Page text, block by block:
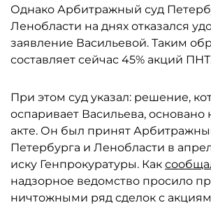
Однако Арбитражный суд
Ленобласти на днях отказался
заявление Васильевой. Таким
составляет сейчас 45% акций
При этом суд указал: решение,
оспаривает Васильева, основано
акте. Он был принят
Петербурга и Ленобласти в
иску Генпрокуратуры. Как
надзорное ведомство просило
ничтожными ряд сделок с